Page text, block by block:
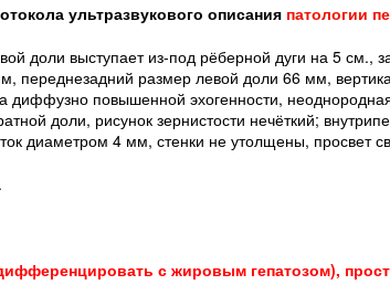
ультразвукового описания патологии
доли выступает из-под рёберной дуги на 5 см.,
переднезадний размер левой доли 66 мм,
диффузно повышенной эхогенности,
доли, рисунок зернистости нечёткий;
диаметром 4 мм, стенки не утолщены, просвет
с жировым гепатозом),